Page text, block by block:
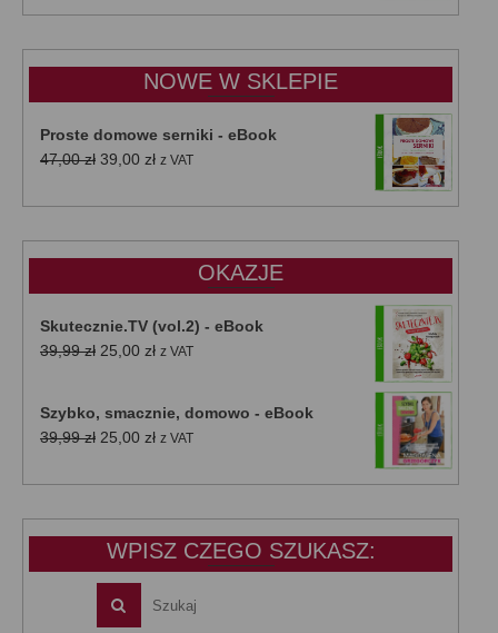
od
do
50,00 zł
NOWE W SKLEPIE
Proste domowe serniki - eBook
47,00zł Pierwotna
wynosiła:
39,00 złAktualna
wynosi:
z VAT
OKAZJE
Skutecznie.TV (vol.2) - eBook
39,99zł Pierwotna
39,99 zł.
25,00 złAktualna
25,00 zł.
z VAT
Szybko, smacznie, domowo - eBook
39,99zł Pierwotna
wynosiła:
25,00 złAktualna
wynosi:
z VAT
WPISZ CZEGO SZUKASZ: